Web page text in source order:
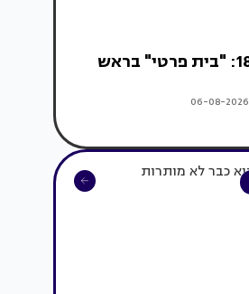
וילה בקומה ה-18: "בית פרטי" בראש
06-08-2026